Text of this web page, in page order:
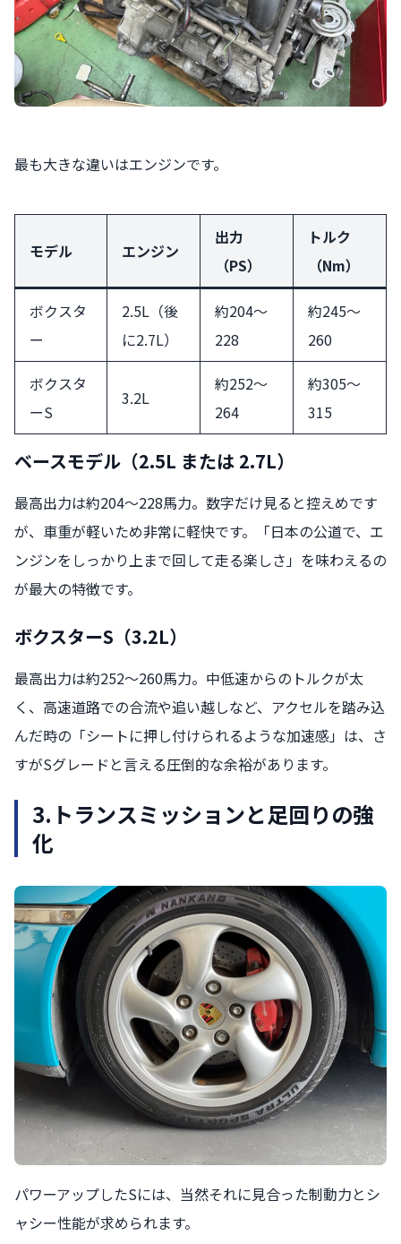
最も大きな違いはエンジンです。
モデル エンジン
出力
（PS）
トルク
（Nm）
ボクスタ
ー
2.5L（後
に2.7L）
約204〜
228
約245〜
260
ボクスタ
ーS
3.2L
約252〜
264
約305〜
315
ベースモデル（2.5L または 2.7L）
最高出力は約204〜228馬力。数字だけ見ると控えめです
が、車重が軽いため非常に軽快です。「日本の公道で、エ
ンジンをしっかり上まで回して走る楽しさ」を味わえるの
が最大の特徴です。
ボクスターS（3.2L）
最高出力は約252〜260馬力。中低速からのトルクが太
く、高速道路での合流や追い越しなど、アクセルを踏み込
んだ時の「シートに押し付けられるような加速感」は、さ
すがSグレードと言える圧倒的な余裕があります。
3. トランスミッションと足回りの強
化
パワーアップしたSには、当然それに見合った制動力とシ
ャシー性能が求められます。